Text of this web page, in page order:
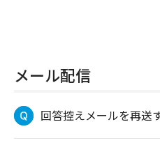
メール配信
回答控えメールを再送